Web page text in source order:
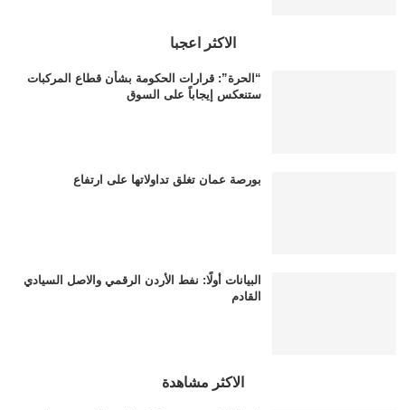
الاكثر اعجبا
“الحرة”: قرارات الحكومة بشأن قطاع المركبات
ستنعكس إيجاباً على السوق
بورصة عمان تغلق تداولاتها على ارتفاع
البيانات أولًا: نفط الأردن الرقمي والاصل السيادي
القادم
الاكثر مشاهدة